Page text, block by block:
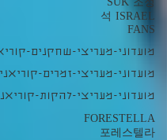
SUK 조정
석 ISRAEL
FANS
מועדוני-מעריצי-שחקנים-
מועדוני-מעריצי-זמרים-
מועדוני-מעריצי-להקות-
FORESTELLA
포레스텔라